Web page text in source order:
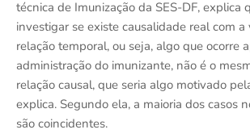
técnica de Imunização da SES-DF, explica
investigar se existe causalidade real com a
relação temporal, ou seja, algo que ocorre
administração do imunizante, não é o
relação causal, que seria algo motivado
explica. Segundo ela, a maioria dos casos
são coincidentes.